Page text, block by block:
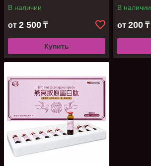
В наличии
от 2 500 ₸
Купить
В наличии
от 200 ₸